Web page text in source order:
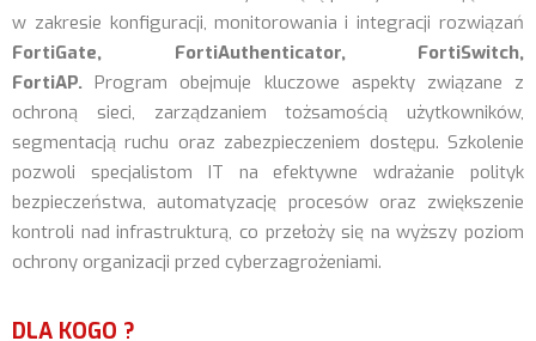
w zakresie konfiguracji, monitorowania i integracji rozwiązań
FortiGate, FortiAuthenticator, FortiSwitch,
FortiAP.Program obejmuje kluczowe aspekty związane z
ochroną sieci, zarządzaniem tożsamością użytkowników,
segmentacją ruchu oraz zabezpieczeniem dostępu. Szkolenie
pozwoli specjalistom IT na efektywne wdrażanie polityk
bezpieczeństwa, automatyzację procesów oraz zwiększenie
kontroli nad infrastrukturą, co przełoży się na wyższy poziom
ochrony organizacji przed cyberzagrożeniami.
DLA KOGO ?